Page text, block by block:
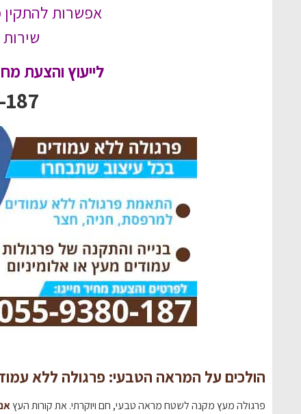
אפשרות להתקין
לייעוץ והצעת
הולכים על המראה הטבעי: פרגולה ללא
פרגולה מעץ מקנה לשטח מראה טבעי, חם ויוקרתי. את קורות העץ